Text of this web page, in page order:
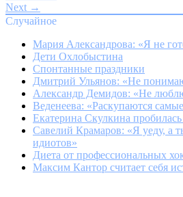
Next →
Случайное
Мария Александрова: «Я не
Дети Охлобыстина
Спонтанные праздники
Дмитрий Ульянов: «Не
Александр Демидов: «Не
Веденеева: «Раскупаются
Екатерина Скулкина пробилась
Савелий Крамаров: «Я уеду, а
идиотов»
Диета от профессиональных
Максим Кантор считает себя